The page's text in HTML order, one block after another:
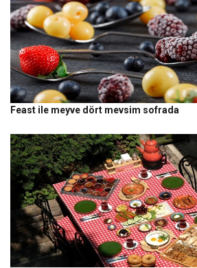
Feast ile meyve dört mevsim sofrada